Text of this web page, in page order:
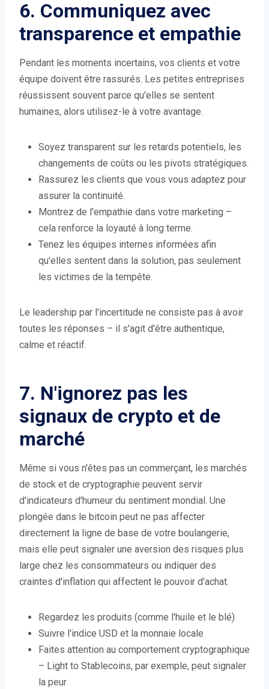
6. Communiquez avec
transparence et empathie
Pendant les moments incertains, vos clients et votre
équipe doivent être rassurés. Les petites entreprises
réussissent souvent parce qu'elles se sentent
humaines, alors utilisez-le à votre avantage.
Soyez transparent sur les retards potentiels, les
changements de coûts ou les pivots stratégiques.
Rassurez les clients que vous vous adaptez pour
assurer la continuité.
Montrez de l'empathie dans votre marketing –
cela renforce la loyauté à long terme.
Tenez les équipes internes informées afin
qu'elles sentent dans la solution, pas seulement
les victimes de la tempête.
Le leadership par l'incertitude ne consiste pas à avoir
toutes les réponses – il s'agit d'être authentique,
calme et réactif.
7. N'ignorez pas les
signaux de crypto et de
marché
Même si vous n'êtes pas un commerçant, les marchés
de stock et de cryptographie peuvent servir
d'indicateurs d'humeur du sentiment mondial. Une
plongée dans le bitcoin peut ne pas affecter
directement la ligne de base de votre boulangerie,
mais elle peut signaler une aversion des risques plus
large chez les consommateurs ou indiquer des
craintes d'inflation qui affectent le pouvoir d'achat.
Regardez les produits (comme l'huile et le blé)
Suivre l'indice USD et la monnaie locale
Faites attention au comportement cryptographique
– Light to Stablecoins, par exemple, peut signaler
la peur